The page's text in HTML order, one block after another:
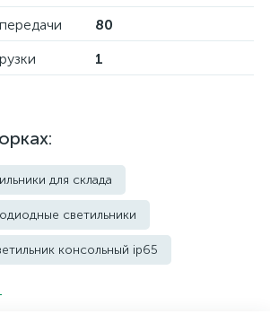
80
1
для склада
светильники
консольный ip65
грунтовые